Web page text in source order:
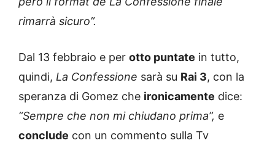
rimarrà sicuro”.
Dal 13 febbraio e per otto puntate in tutto,
quindi, La Confessione sarà su Rai 3, con la
speranza di Gomez che ironicamente dice:
“Sempre che non mi chiudano prima”, e
conclude con un commento sulla Tv